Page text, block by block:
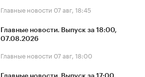
Главные новости 07 авг, 18:45
Главные новости. Выпуск за 18:00,
07.08.2026
Главные новости 07 авг, 18:00